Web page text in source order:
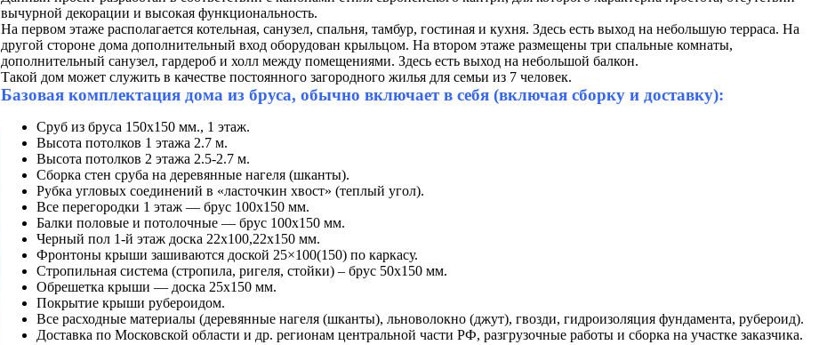
вычурной декорации и высокая функциональность.
На первом этаже располагается котельная, санузел, спальня, тамбур, гостиная и кухня. Здесь есть выход на небольшую терраса. На
другой стороне дома дополнительный вход оборудован крыльцом. На втором этаже размещены три спальные комнаты,
дополнительный санузел, гардероб и холл между помещениями. Здесь есть выход на небольшой балкон.
Такой дом может служить в качестве постоянного загородного жилья для семьи из 7 человек.
Базовая комплектация дома из бруса, обычно включает в себя (включая сборку и доставку):
Сруб из бруса 150х150 мм., 1 этаж.
Высота потолков 1 этажа 2.7 м.
Высота потолков 2 этажа 2.5-2.7 м.
Сборка стен сруба на деревянные нагеля (шканты).
Рубка угловых соединений в «ласточкин хвост» (теплый угол).
Все перегородки 1 этаж — брус 100х150 мм.
Балки половые и потолочные — брус 100х150 мм.
Черный пол 1-й этаж доска 22х100,22х150 мм.
Фронтоны крыши зашиваются доской 25×100(150) по каркасу.
Стропильная система (стропила, ригеля, стойки) – брус 50х150 мм.
Обрешетка крыши — доска 25х150 мм.
Покрытие крыши рубероидом.
Все расходные материалы (деревянные нагеля (шканты), льноволокно (джут), гвозди, гидроизоляция фундамента, рубероид).
Доставка по Московской области и др. регионам центральной части РФ, разгрузочные работы и сборка на участке заказчика.